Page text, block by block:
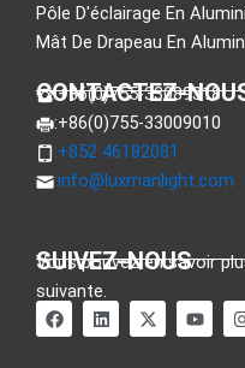
Pôle D'éclairage En
Mât De Drapeau En
CONTACTEZ-
:+86(0)755-33089318
:+86(0)755-33009010
:+852 46182081
:info@luxmanlight.com
SUIVEZ-NOUS
Vous pouvez en savoir
suivante.
F
a
c
L
i
n
X
-
t
Y
o
u
I